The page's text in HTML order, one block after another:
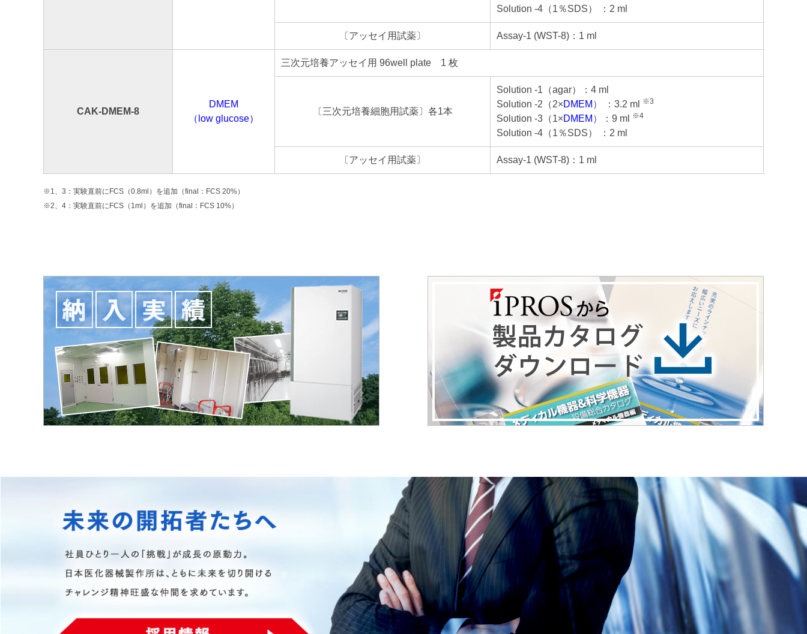
Solution -4（1％SDS） ：2 ml
〔アッセイ用試薬〕 Assay-1 (WST-8)：1 ml
CAK-DMEM-8
DMEM
（low glucose）
三次元培養アッセイ用 96well plate 1 枚
〔三次元培養細胞用試薬〕各1本
Solution -1（agar）：4 ml
Solution -2（2×DMEM ） ：3.2 ml ※3
Solution -3（1×DMEM ）：9 ml ※4
Solution -4（1％SDS） ：2 ml
〔アッセイ用試薬〕 Assay-1 (WST-8)：1 ml
※1、3：実験直前にFCS（0.8ml）を追加（final：FCS 20%）
※2、4：実験直前にFCS（1ml）を追加（final：FCS 10%）